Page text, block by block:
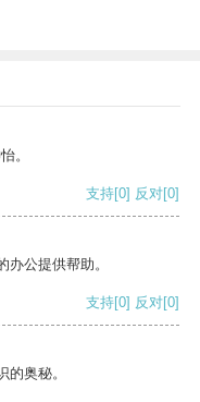
。
支持[0] 反对[0]
公提供帮助。
支持[0] 反对[0]
奥秘。